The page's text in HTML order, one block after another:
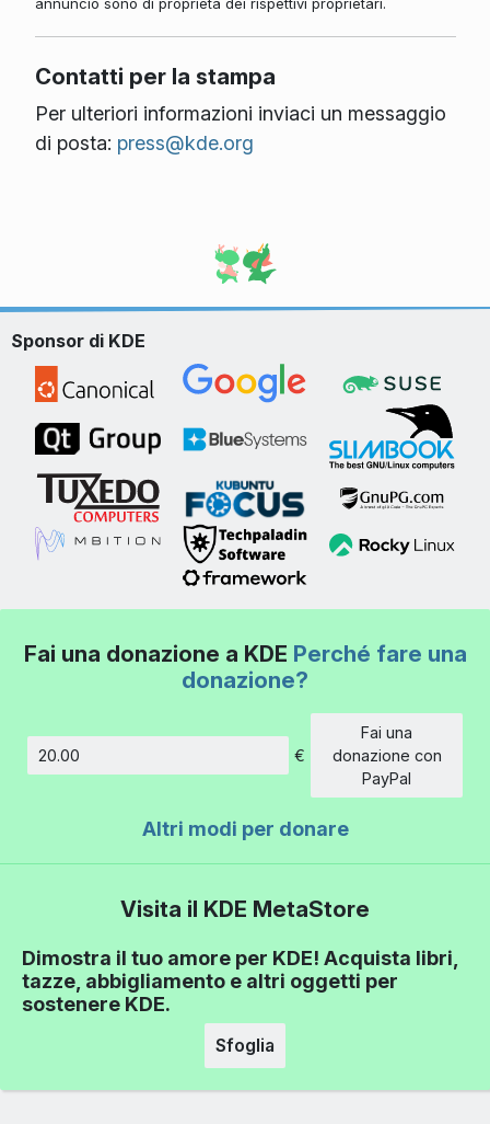
Contatti per la stampa
Per ulteriori informazioni inviaci un messaggio
di posta: press@kde.org
Sponsor di KDE
Fai una donazione a KDE Perché fare una
donazione?
Importo
€
Fai una
donazione con
PayPal
Altri modi per donare
Visita il KDE MetaStore
Dimostra il tuo amore per KDE! Acquista libri,
tazze, abbigliamento e altri oggetti per
sostenere KDE.
Sfoglia